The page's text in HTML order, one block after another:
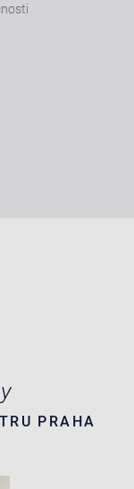
PRAHA